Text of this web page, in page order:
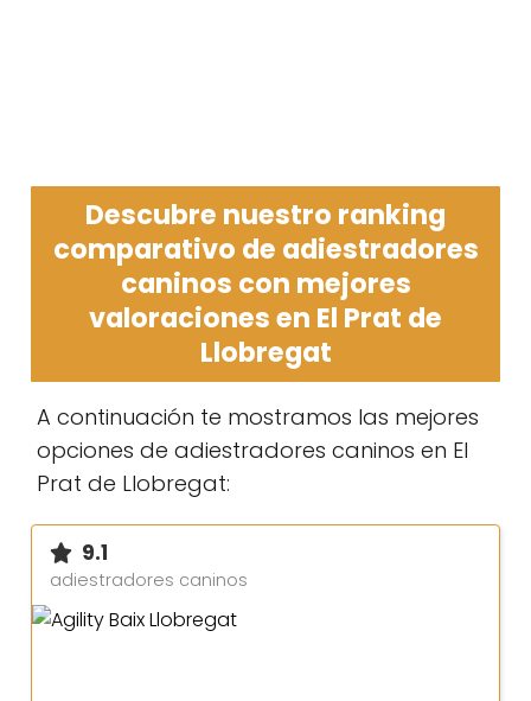
Descubre nuestro ranking
comparativo de adiestradores
caninos con mejores
valoraciones en El Prat de
Llobregat
A continuación te mostramos las mejores
opciones de adiestradores caninos en El
Prat de Llobregat:
9.1
adiestradores caninos